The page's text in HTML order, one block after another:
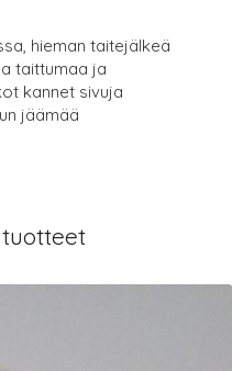
hieman taitejälkeä
taittumaa ja
kannet sivuja
jäämää